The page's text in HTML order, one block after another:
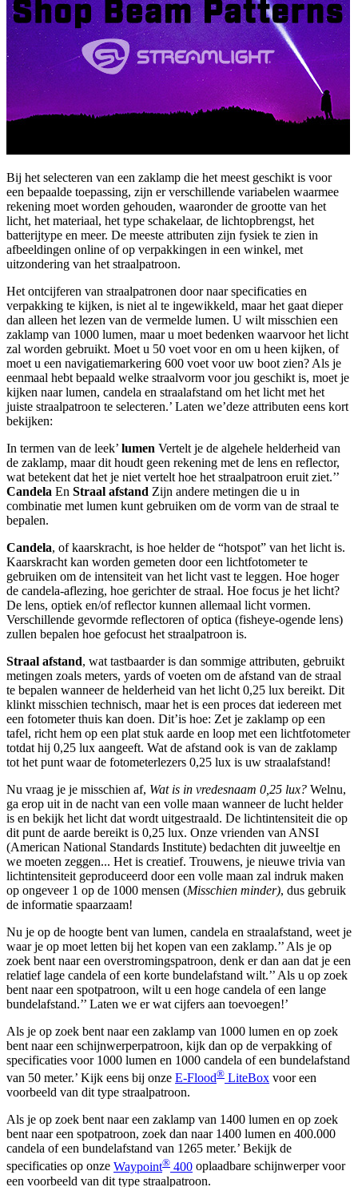
Bij het selecteren van een zaklamp die het meest geschikt is voor
een bepaalde toepassing, zijn er verschillende variabelen waarmee
rekening moet worden gehouden, waaronder de grootte van het
licht, het materiaal, het type schakelaar, de lichtopbrengst, het
batterijtype en meer. De meeste attributen zijn fysiek te zien in
afbeeldingen online of op verpakkingen in een winkel, met
uitzondering van het straalpatroon.
Het ontcijferen van straalpatronen door naar specificaties en
verpakking te kijken, is niet al te ingewikkeld, maar het gaat dieper
dan alleen het lezen van de vermelde lumen. U wilt misschien een
zaklamp van 1000 lumen, maar u moet bedenken waarvoor het licht
zal worden gebruikt. Moet u 50 voet voor en om u heen kijken, of
moet u een navigatiemarkering 600 voet voor uw boot zien? Als je
eenmaal hebt bepaald welke straalvorm voor jou geschikt is, moet je
kijken naar lumen, candela en straalafstand om het licht met het
juiste straalpatroon te selecteren.’ Laten we’deze attributen eens kort
bekijken:
In termen van de leek’ lumen Vertelt je de algehele helderheid van
de zaklamp, maar dit houdt geen rekening met de lens en reflector,
wat betekent dat het je niet vertelt hoe het straalpatroon eruit ziet.’’
Candela En Straal afstand Zijn andere metingen die u in
combinatie met lumen kunt gebruiken om de vorm van de straal te
bepalen.
Candela, of kaarskracht, is hoe helder de “hotspot” van het licht is.
Kaarskracht kan worden gemeten door een lichtfotometer te
gebruiken om de intensiteit van het licht vast te leggen. Hoe hoger
de candela-aflezing, hoe gerichter de straal. Hoe focus je het licht?
De lens, optiek en/of reflector kunnen allemaal licht vormen.
Verschillende gevormde reflectoren of optica (fisheye-ogende lens)
zullen bepalen hoe gefocust het straalpatroon is.
Straal afstand, wat tastbaarder is dan sommige attributen, gebruikt
metingen zoals meters, yards of voeten om de afstand van de straal
te bepalen wanneer de helderheid van het licht 0,25 lux bereikt. Dit
klinkt misschien technisch, maar het is een proces dat iedereen met
een fotometer thuis kan doen. Dit’is hoe: Zet je zaklamp op een
tafel, richt hem op een plat stuk aarde en loop met een lichtfotometer
totdat hij 0,25 lux aangeeft. Wat de afstand ook is van de zaklamp
tot het punt waar de fotometerlezers 0,25 lux is uw straalafstand!
Nu vraag je je misschien af, Wat is in vredesnaam 0,25 lux? Welnu,
ga erop uit in de nacht van een volle maan wanneer de lucht helder
is en bekijk het licht dat wordt uitgestraald. De lichtintensiteit die op
dit punt de aarde bereikt is 0,25 lux. Onze vrienden van ANSI
(American National Standards Institute) bedachten dit juweeltje en
we moeten zeggen... Het is creatief. Trouwens, je nieuwe trivia van
lichtintensiteit geproduceerd door een volle maan zal indruk maken
op ongeveer 1 op de 1000 mensen (Misschien minder), dus gebruik
de informatie spaarzaam!
Nu je op de hoogte bent van lumen, candela en straalafstand, weet je
waar je op moet letten bij het kopen van een zaklamp.’’ Als je op
zoek bent naar een overstromingspatroon, denk er dan aan dat je een
relatief lage candela of een korte bundelafstand wilt.’’ Als u op zoek
bent naar een spotpatroon, wilt u een hoge candela of een lange
bundelafstand.’’ Laten we er wat cijfers aan toevoegen!’
Als je op zoek bent naar een zaklamp van 1000 lumen en op zoek
bent naar een schijnwerperpatroon, kijk dan op de verpakking of
specificaties voor 1000 lumen en 1000 candela of een bundelafstand
van 50 meter.’ Kijk eens bij onze E-Flood® LiteBox voor een
voorbeeld van dit type straalpatroon.
Als je op zoek bent naar een zaklamp van 1400 lumen en op zoek
bent naar een spotpatroon, zoek dan naar 1400 lumen en 400.000
candela of een bundelafstand van 1265 meter.’ Bekijk de
specificaties op onze Waypoint® 400 oplaadbare schijnwerper voor
een voorbeeld van dit type straalpatroon.